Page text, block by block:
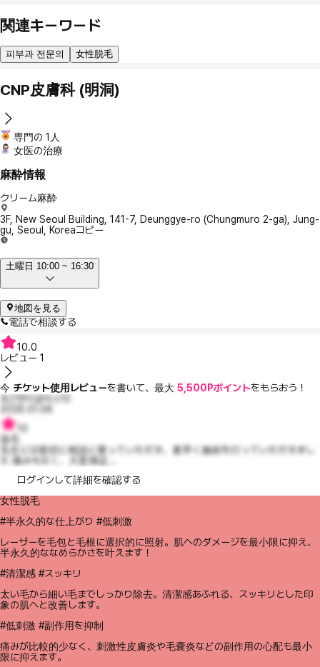
関連キーワード
피부과 전문의 女性脱毛
CNP皮膚科 (明洞)
専門の 1人
女医の治療
麻酔情報
クリーム麻酔
3F, New Seoul Building, 141-7, Deunggye-ro (Chungmuro 2-ga), Jung-
gu, Seoul, Koreaコピー
土曜日 10:00 ~ 16:30
地図を見る
電話で相談する
10.0
レビュー 1
今 チケット使用レビューを書いて、最大 5,500Pポイントをもらおう！
포근한더글라스10
2026.01.06
脱毛
先生には親切に相談に乗っていただき、素早く施術を行っていただきまし
た 痛みもなく、大変満足...
ログインして詳細を確認する
女性脱毛
#半永久的な仕上がり #低刺激
レーザーを毛包と毛根に選択的に照射。肌へのダメージを最小限に抑え、
半永久的ななめらかさを叶えます！
#清潔感 #スッキリ
太い毛から細い毛までしっかり除去。清潔感あふれる、スッキリとした印
象の肌へと改善します。
#低刺激 #副作用を抑制
痛みが比較的少なく、刺激性皮膚炎や毛嚢炎などの副作用の心配も最小
限に抑えます。